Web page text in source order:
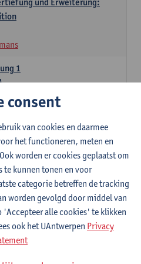
1
Alex Haider
Alex Haider
for English Language
consent
van cookies en daarmee
het functioneren, meten en
worden er cookies geplaatst om
te kunnen tonen en voor
categorie betreffen de tracking
worden gevolgd door middel van
'Accepteer alle cookies' te klikken
ook het UAntwerpen Privacy